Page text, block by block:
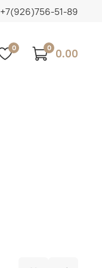
+7(926)756-51-89
0 0 0.00